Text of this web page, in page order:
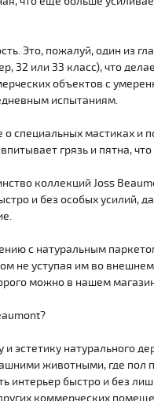
Это, пожалуй, один из
32 или 33 класс), что
объектов с
испытаниям.
о специальных мастиках
грязь и пятна,
коллекций Joss
и без особых усилий,
с натуральным
не уступая им во
можно в нашем
и эстетику натурального
животными, где пол
интерьер быстро и без
коммерческих